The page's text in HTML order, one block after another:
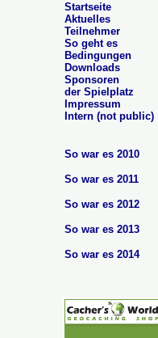
Startseite
Aktuelles
Teilnehmer
So geht es
Bedingungen
Downloads
Sponsoren
der Spielplatz
Impressum
Intern (not public)
So war es 2010
So war es 2011
So war es 2012
So war es 2013
So war es 2014